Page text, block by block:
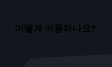
어떻게 이용하나요?